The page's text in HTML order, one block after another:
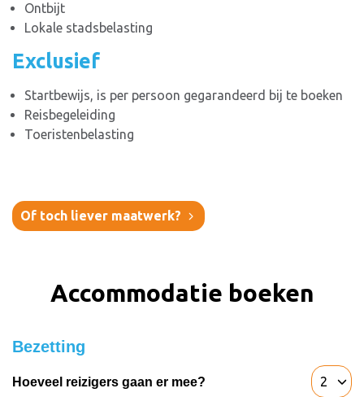
Ontbijt
Lokale stadsbelasting
Exclusief
Startbewijs, is per persoon gegarandeerd bij te boeken
Reisbegeleiding
Toeristenbelasting
Of toch liever maatwerk?
Accommodatie boeken
Bezetting
Hoeveel reizigers gaan er mee?